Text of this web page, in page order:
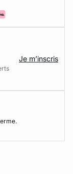
Je m’inscris